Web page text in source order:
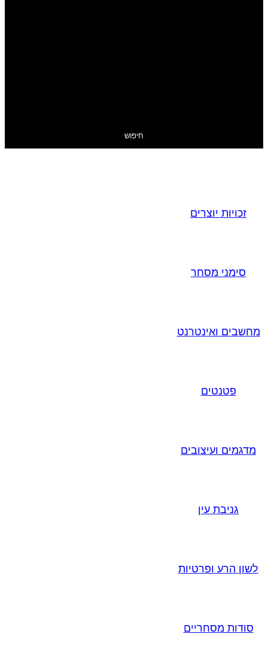
חיפוש
זכויות יוצרים
סימני מסחר
מחשבים ואינטרנט
פטנטים
מדגמים ועיצובים
גניבת עין
לשון הרע ופרטיות
סודות מסחריים